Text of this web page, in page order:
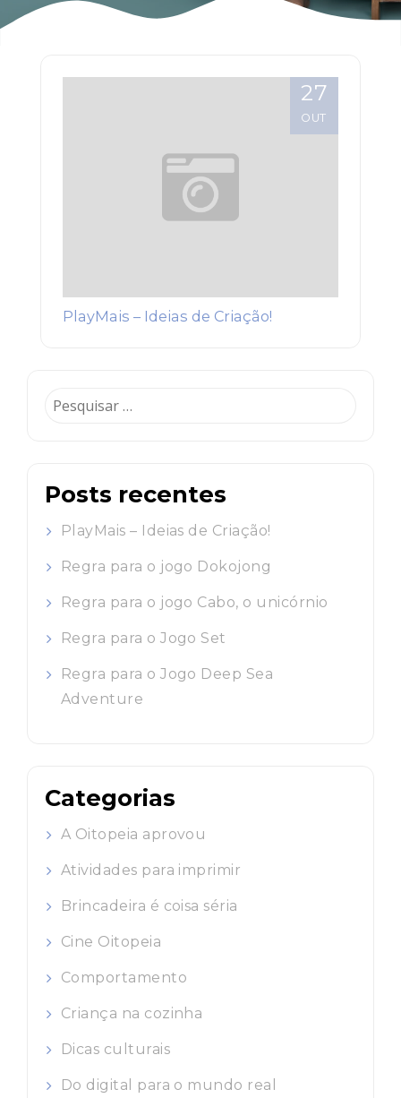
27
OUT
PlayMais – Ideias de Criação!
Pesquisar
Posts recentes
PlayMais – Ideias de Criação!
Regra para o jogo Dokojong
Regra para o jogo Cabo, o unicórnio
Regra para o Jogo Set
Regra para o Jogo Deep Sea
Adventure
Categorias
A Oitopeia aprovou
Atividades para imprimir
Brincadeira é coisa séria
Cine Oitopeia
Comportamento
Criança na cozinha
Dicas culturais
Do digital para o mundo real